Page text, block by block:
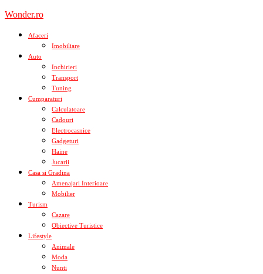
Skip
content
Wonder.ro
Afaceri
Imobiliare
Auto
Inchirieri
Transport
Tuning
Cumparaturi
Calculatoare
Cadouri
Electrocasnice
Gadgeturi
Haine
Jucarii
Casa si Gradina
Amenajari Interioare
Mobilier
Turism
Cazare
Obiective Turistice
Lifestyle
Animale
Moda
Nunti